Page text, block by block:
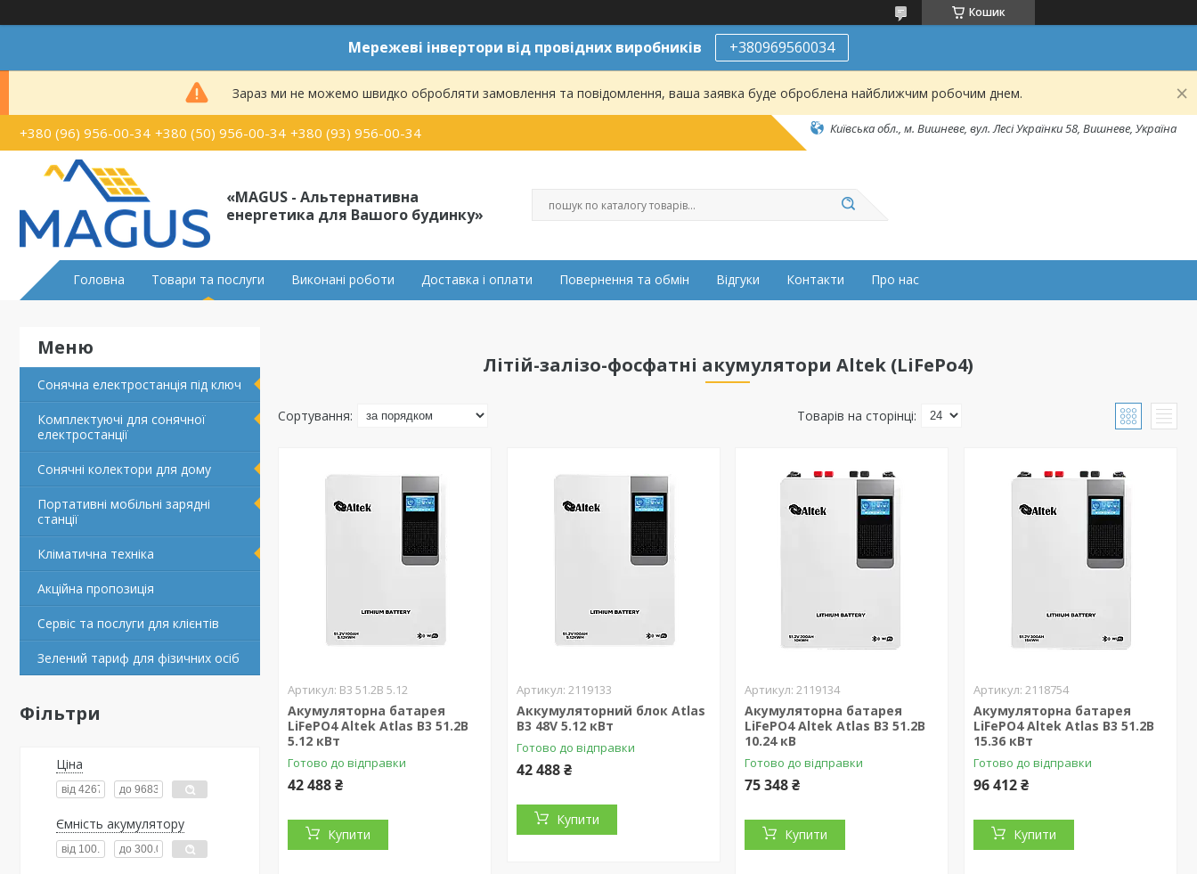
Кошик
Мережеві інвертори від провідних виробників +380969560034
Зараз ми не можемо швидко обробляти замовлення та повідомлення, ваша заявка буде оброблена найближчим робочим днем.
+380 (96) 956-00-34 +380 (50) 956-00-34 +380 (93) 956-00-34 Київська обл., м. Вишневе, вул. Лесі Українки 58, Вишневе, Україна
«MAGUS - Альтернативна
енергетика для Вашого будинку»
Головна Товари та послуги Виконані роботи Доставка і оплати Повернення та обмін Відгуки Контакти Про нас
Сонячна електростанція під ключ
Комплектуючі для сонячної
електростанції
Сонячні колектори для дому
Портативні мобільні зарядні
станції
Кліматична техніка
Акційна пропозиція
Сервіс та послуги для клієнтів
Зелений тариф для фізичних осіб
Фільтри
Ціна
Ємність акумулятору
Літій-залізо-фосфатні акумулятори Altek (LiFePo4)
В3 51.2В 5.12
Акумуляторна батарея
LiFePO4 Altek Atlas В3 51.2В
5.12 кBт
Готово до відправки
42 488 ₴
Купити
2119133
Аккумуляторний блок Atlas
В3 48V 5.12 кBт
Готово до відправки
42 488 ₴
Купити
2119134
Акумуляторна батарея
LiFePO4 Altek Atlas В3 51.2В
10.24 кB
Готово до відправки
75 348 ₴
Купити
2118754
Акумуляторна батарея
LiFePO4 Altek Atlas В3 51.2В
15.36 кBт
Готово до відправки
96 412 ₴
Купити